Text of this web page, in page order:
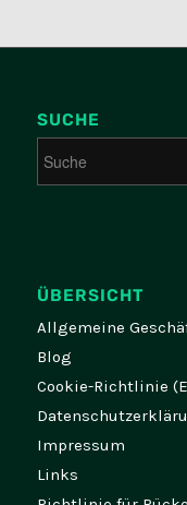
SUCHE
ÜBERSICHT
Allgemeine
Blog
Cookie-Richtlinie
Impressum
Links